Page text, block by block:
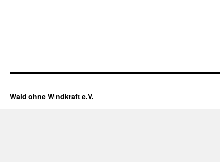
Wald ohne Windkraft e.V.